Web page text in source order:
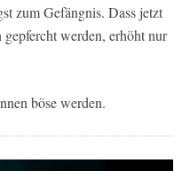
zum Gefängnis. Dass jetzt
werden, erhöht nur
böse werden.